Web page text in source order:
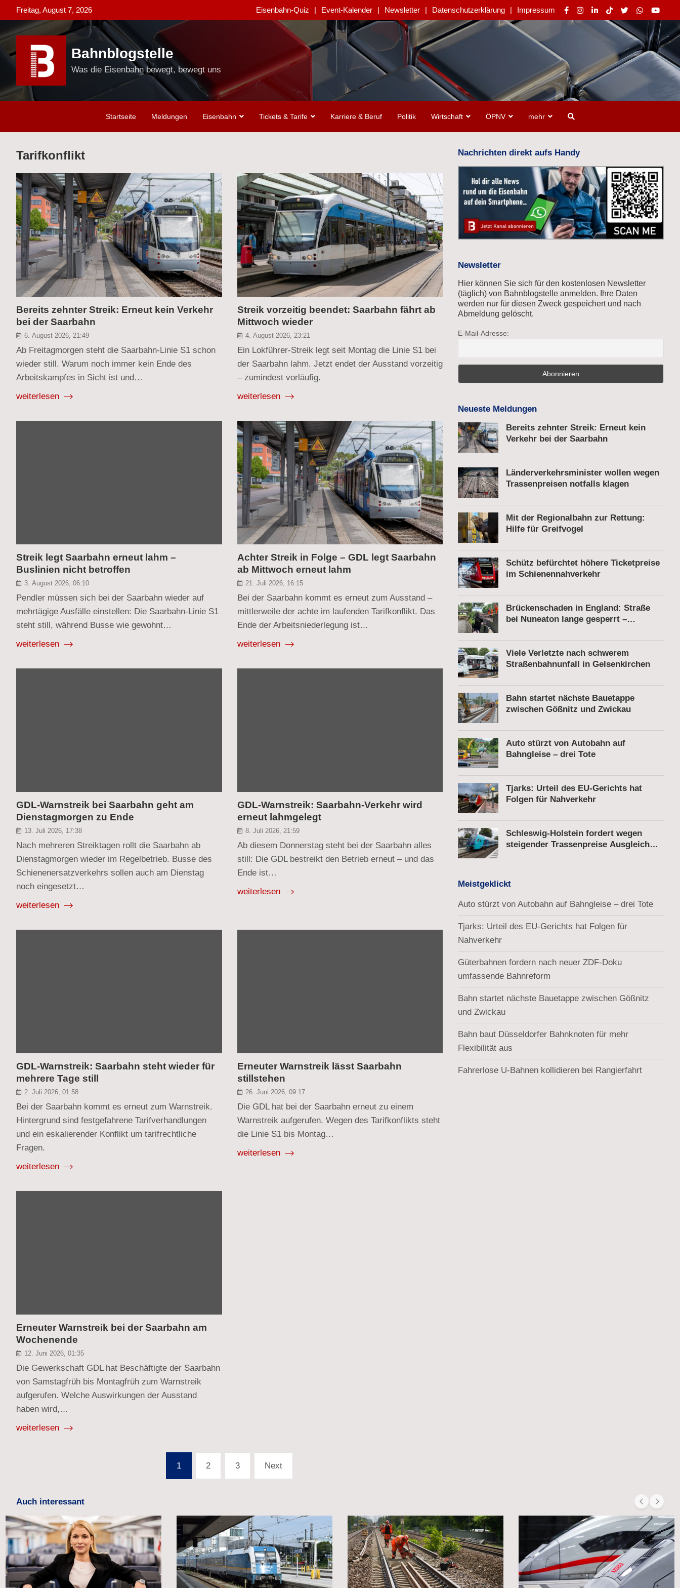
to
content
Freitag, August 7, 2026 Eisenbahn-Quiz Event-Kalender Newsletter Datenschutzerklärung Impressum
Bahnblogstelle
Was die Eisenbahn bewegt, bewegt uns
Startseite Meldungen Eisenbahn Tickets & Tarife Karriere & Beruf Politik Wirtschaft ÖPNV mehr
Tarifkonflikt
Bereits zehnter Streik: Erneut kein Verkehr
bei der Saarbahn
6. August 2026, 21:49
Ab Freitagmorgen steht die Saarbahn-Linie S1 schon
wieder still. Warum noch immer kein Ende des
Arbeitskampfes in Sicht ist und…
weiterlesen
Streik vorzeitig beendet: Saarbahn fährt ab
Mittwoch wieder
4. August 2026, 23:21
Ein Lokführer-Streik legt seit Montag die Linie S1 bei
der Saarbahn lahm. Jetzt endet der Ausstand vorzeitig
– zumindest vorläufig.
weiterlesen
Streik legt Saarbahn erneut lahm –
Buslinien nicht betroffen
3. August 2026, 06:10
Pendler müssen sich bei der Saarbahn wieder auf
mehrtägige Ausfälle einstellen: Die Saarbahn-Linie S1
steht still, während Busse wie gewohnt…
weiterlesen
Achter Streik in Folge – GDL legt Saarbahn
ab Mittwoch erneut lahm
21. Juli 2026, 16:15
Bei der Saarbahn kommt es erneut zum Ausstand –
mittlerweile der achte im laufenden Tarifkonflikt. Das
Ende der Arbeitsniederlegung ist…
weiterlesen
GDL-Warnstreik bei Saarbahn geht am
Dienstagmorgen zu Ende
13. Juli 2026, 17:38
Nach mehreren Streiktagen rollt die Saarbahn ab
Dienstagmorgen wieder im Regelbetrieb. Busse des
Schienenersatzverkehrs sollen auch am Dienstag
noch eingesetzt…
weiterlesen
GDL-Warnstreik: Saarbahn-Verkehr wird
erneut lahmgelegt
8. Juli 2026, 21:59
Ab diesem Donnerstag steht bei der Saarbahn alles
still: Die GDL bestreikt den Betrieb erneut – und das
Ende ist…
weiterlesen
GDL-Warnstreik: Saarbahn steht wieder für
mehrere Tage still
2. Juli 2026, 01:58
Bei der Saarbahn kommt es erneut zum Warnstreik.
Hintergrund sind festgefahrene Tarifverhandlungen
und ein eskalierender Konflikt um tarifrechtliche
Fragen.
weiterlesen
Erneuter Warnstreik lässt Saarbahn
stillstehen
26. Juni 2026, 09:17
Die GDL hat bei der Saarbahn erneut zu einem
Warnstreik aufgerufen. Wegen des Tarifkonflikts steht
die Linie S1 bis Montag…
weiterlesen
Erneuter Warnstreik bei der Saarbahn am
Wochenende
12. Juni 2026, 01:35
Die Gewerkschaft GDL hat Beschäftigte der Saarbahn
von Samstagfrüh bis Montagfrüh zum Warnstreik
aufgerufen. Welche Auswirkungen der Ausstand
haben wird,…
weiterlesen
Beiträge
1 2 3 Next
Nachrichten direkt aufs Handy
Newsletter
Hier können Sie sich für den kostenlosen Newsletter
(täglich) von Bahnblogstelle anmelden. Ihre Daten
werden nur für diesen Zweck gespeichert und nach
Abmeldung gelöscht.
E-Mail-Adresse:
Neueste Meldungen
Bereits zehnter Streik: Erneut kein
Verkehr bei der Saarbahn
Länderverkehrsminister wollen wegen
Trassenpreisen notfalls klagen
Mit der Regionalbahn zur Rettung:
Hilfe für Greifvogel
Schütz befürchtet höhere Ticketpreise
im Schienennahverkehr
Brückenschaden in England: Straße
bei Nuneaton lange gesperrt –
Viele Verletzte nach schwerem
Straßenbahnunfall in Gelsenkirchen
Bahn startet nächste Bauetappe
zwischen Gößnitz und Zwickau
Auto stürzt von Autobahn auf
Bahngleise – drei Tote
Tjarks: Urteil des EU-Gerichts hat
Folgen für Nahverkehr
Schleswig-Holstein fordert wegen
steigender Trassenpreise Ausgleich
Meistgeklickt
Auto stürzt von Autobahn auf Bahngleise – drei Tote
Tjarks: Urteil des EU-Gerichts hat Folgen für
Nahverkehr
Güterbahnen fordern nach neuer ZDF-Doku
umfassende Bahnreform
Bahn startet nächste Bauetappe zwischen Gößnitz
und Zwickau
Bahn baut Düsseldorfer Bahnknoten für mehr
Flexibilität aus
Fahrerlose U-Bahnen kollidieren bei Rangierfahrt
Auch interessant